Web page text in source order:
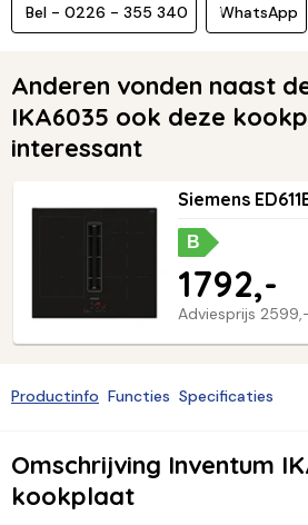
Bel - 0226 - 355 340 WhatsApp
Anderen vonden naast
IKA6035 ook deze
interessant
Siemens
B
Adviesprijs
1792,-
Productinfo Functies Specificaties
Omschrijving Inventum
kookplaat